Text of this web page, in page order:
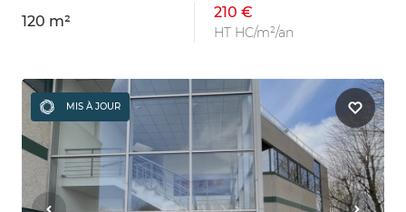
120 m²
210 €
HT HC/m²/an
MIS À JOUR